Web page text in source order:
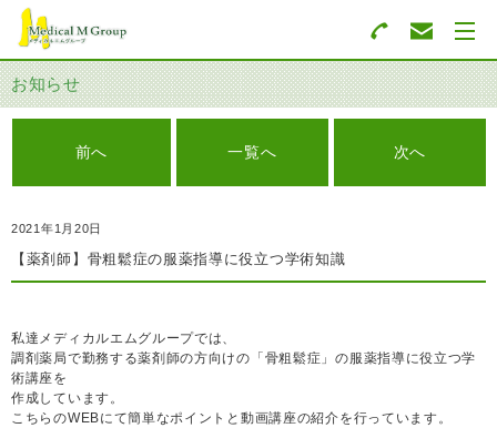
お知らせ
前へ 一覧へ 次へ
2021年1月20日
【薬剤師】骨粗鬆症の服薬指導に役立つ学術知識
私達メディカルエムグループでは、
調剤薬局で勤務する薬剤師の方向けの「骨粗鬆症」の服薬指導に役立つ学
術講座を
作成しています。
こちらのWEBにて簡単なポイントと動画講座の紹介を行っています。